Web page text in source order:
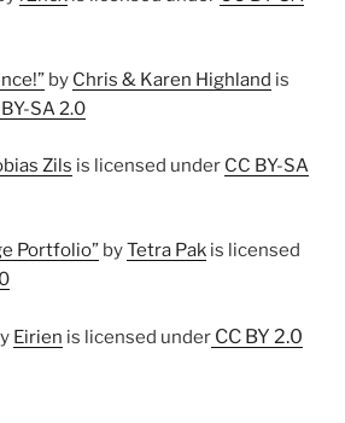
by Chris & Karen Highland is
SA 2.0
Zils is licensed under CC BY-SA
Portfolio” byTetra Pak is licensed
Eirien is licensed under CC BY 2.0